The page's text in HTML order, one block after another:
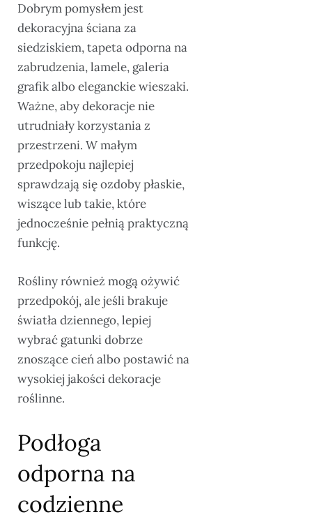
Dobrym pomysłem jest
dekoracyjna ściana za
siedziskiem, tapeta odporna na
zabrudzenia, lamele, galeria
grafik albo eleganckie wieszaki.
Ważne, aby dekoracje nie
utrudniały korzystania z
przestrzeni. W małym
przedpokoju najlepiej
sprawdzają się ozdoby płaskie,
wiszące lub takie, które
jednocześnie pełnią praktyczną
funkcję.
Rośliny również mogą ożywić
przedpokój, ale jeśli brakuje
światła dziennego, lepiej
wybrać gatunki dobrze
znoszące cień albo postawić na
wysokiej jakości dekoracje
roślinne.
Podłoga
odporna na
codzienne